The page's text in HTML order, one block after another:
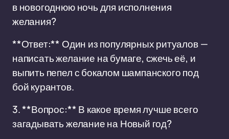
в новогоднюю ночь для исполнения
желания?
**Ответ:** Один из популярных ритуалов —
написать желание на бумаге, сжечь её, и
выпить пепел с бокалом шампанского под
бой курантов.
3. **Вопрос:** В какое время лучше всего
загадывать желание на Новый год?